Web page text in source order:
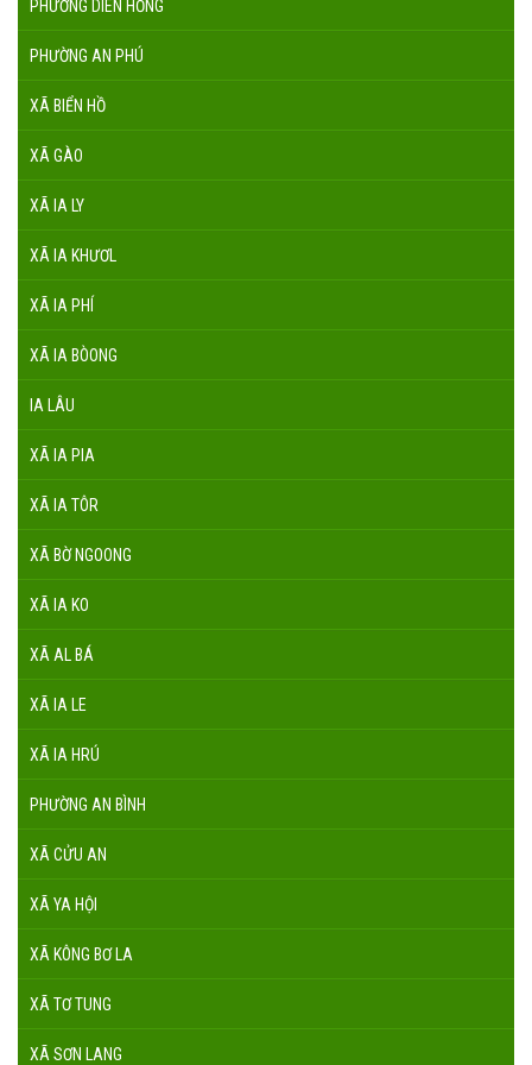
PHƯỜNG DIÊN HỒNG
PHƯỜNG AN PHÚ
XÃ BIỂN HỒ
XÃ GÀO
XÃ IA LY
XÃ IA KHƯƠL
XÃ IA PHÍ
XÃ IA BÒONG
IA LÂU
XÃ IA PIA
XÃ IA TÔR
XÃ BỜ NGOONG
XÃ IA KO
XÃ AL BÁ
XÃ IA LE
XÃ IA HRÚ
PHƯỜNG AN BÌNH
XÃ CỬU AN
XÃ YA HỘI
XÃ KÔNG BƠ LA
XÃ TƠ TUNG
XÃ SƠN LANG